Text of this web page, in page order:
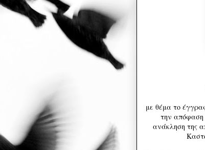
με θέμα το
την απόφαση
ανάκληση της